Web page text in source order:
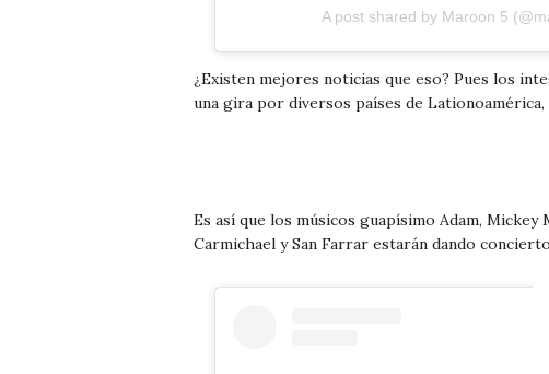
A post shared by Maroon 5
¿Existen mejores noticias que eso? Pues los
una gira por diversos países de
Es así que los músicos guapísimo Adam, Mickey
Carmichael y San Farrar estarán dando